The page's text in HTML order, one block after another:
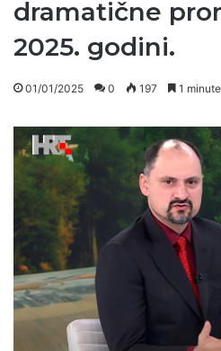
dramatične
2025. godini.
01/01/2025 0 197 1